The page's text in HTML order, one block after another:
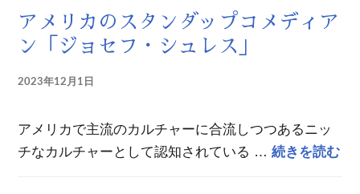
アメリカのスタンダップコメディア
ン「ジョセフ・シュレス」
2023年12月1日
アメリカで主流のカルチャーに合流しつつあるニッ
チなカルチャーとして認知されている …続きを読むア